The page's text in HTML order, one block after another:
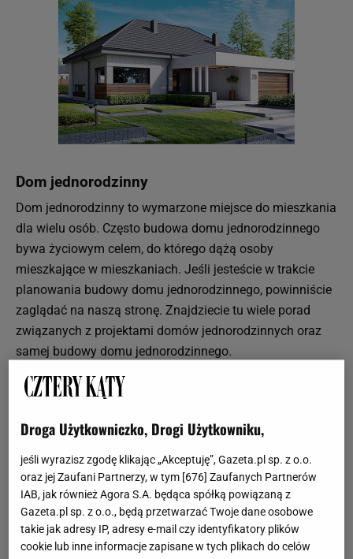
Dom jednorodzinny
Dom jednorodzinny to wymarzone miejsce do mieszkania
dla wielu osób. Często budowa domu jednorodzinnego
bywa życiowym celem, do którego dążą osoby
mieszkające w mieszkaniach. Jeśli jesteście w trakcie
planowania budowy domu jednorodzinnego, powinniście
zaglądać na naszą stronę. Znajdziecie tu wiele porad
związanych z projektami domów jednorodzinnych oraz
samej budowy domu jednorodzinnego.
Dom jednorodzinny: projekty
dobrze zaprojektowany. To od projektu domu
jednorodzinnego zależy bowiem jego funkcjonalność i
komfort użytkowania w przyszłości.
W dziale Dom jednorodzinny znajdziecie propozycje
gotowych projektów domów oraz porady związane z
projektami domów jednorodzinnych, w tym informacje na
Droga Użytkowniczko, Drogi Użytkowniku,
jeśli wyrazisz zgodę klikając „Akceptuję”, Gazeta.pl sp. z o.o.
oraz jej Zaufani Partnerzy, w tym [676] Zaufanych Partnerów
IAB, jak również Agora S.A. będąca spółką powiązaną z
Gazeta.pl sp. z o.o., będą przetwarzać Twoje dane osobowe
takie jak adresy IP, adresy e-mail czy identyfikatory plików
cookie lub inne informacje zapisane w tych plikach do celów